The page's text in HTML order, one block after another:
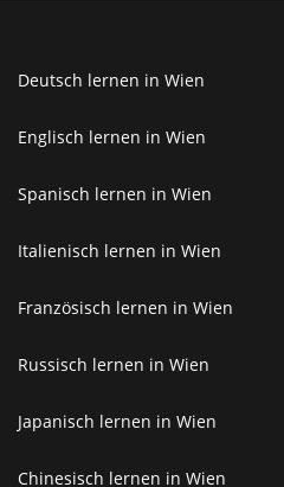
Deutsch lernen in Wien
Englisch lernen in Wien
Spanisch lernen in Wien
Italienisch lernen in Wien
Französisch lernen in Wien
Russisch lernen in Wien
Japanisch lernen in Wien
Chinesisch lernen in Wien